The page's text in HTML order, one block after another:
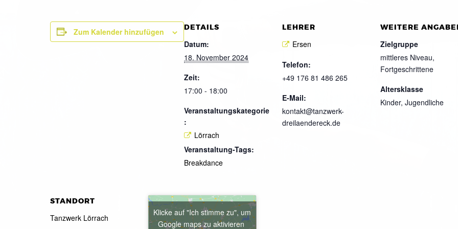
Zum Kalender hinzufügen DETAILS
Datum:
18. November 2024
Zeit:
17:00 - 18:00
Veranstaltungskategorie
:
Lörrach
Veranstaltung-Tags:
Breakdance
LEHRER
Ersen
Telefon:
+49 176 81 486 265
E-Mail:
kontakt@tanzwerk-
dreilaendereck.de
WEITERE
Zielgruppe
mittleres Niveau,
Fortgeschrittene
Altersklasse
Kinder, Jugendliche
STANDORT
Tanzwerk Lörrach
Klicke auf "Ich stimme zu", um
Google maps zu aktivieren